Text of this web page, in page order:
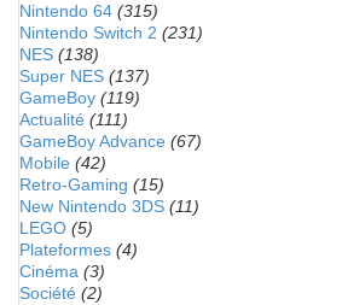
Nintendo 64 (315)
Nintendo Switch 2 (231)
NES (138)
Super NES (137)
GameBoy (119)
Actualité (111)
GameBoy Advance (67)
Mobile (42)
Retro-Gaming (15)
New Nintendo 3DS (11)
LEGO (5)
Plateformes (4)
Cinéma (3)
Société (2)